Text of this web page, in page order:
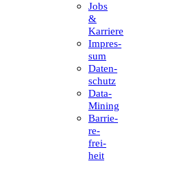
Jobs
&
Karriere
Impres­
sum
Daten­
schutz
Data-
Mining
Barrie­
re­
frei­
heit